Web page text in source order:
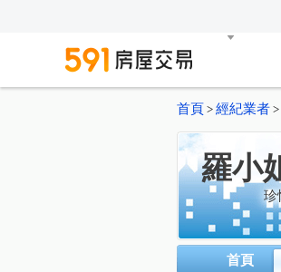
首頁 > 經紀業者 >
羅小
珍
首頁